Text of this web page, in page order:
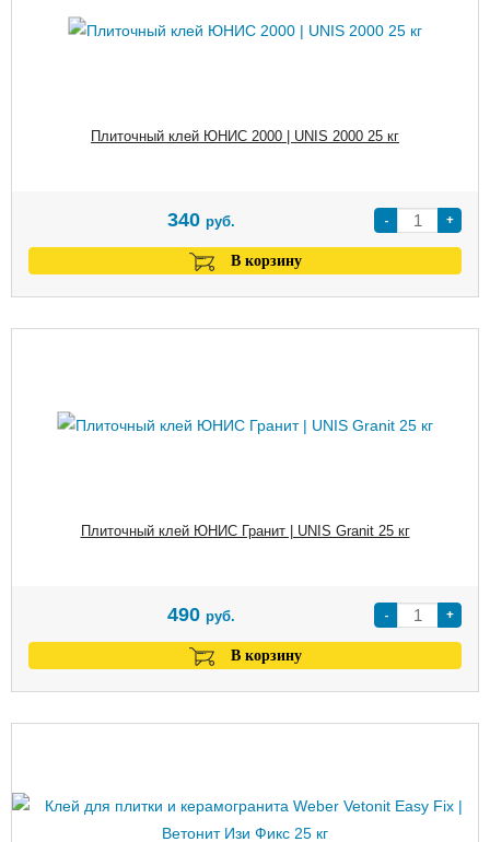
Плиточный клей ЮНИС 2000 | UNIS 2000 25 кг
- +
340 руб.
В корзину
Плиточный клей ЮНИС Гранит | UNIS Granit 25 кг
- +
490 руб.
В корзину